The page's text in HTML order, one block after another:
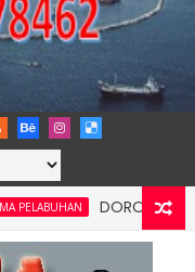
DORONG
Operasikan Alat